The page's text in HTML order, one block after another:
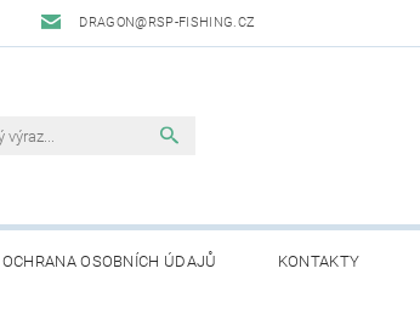
DRAGON@RSP-FISHING.CZ
OCHRANA OSOBNÍCH ÚDAJŮ KONTAKTY